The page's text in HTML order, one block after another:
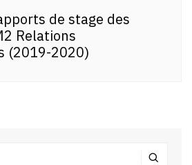
de stage des
Relations
(2019-2020)